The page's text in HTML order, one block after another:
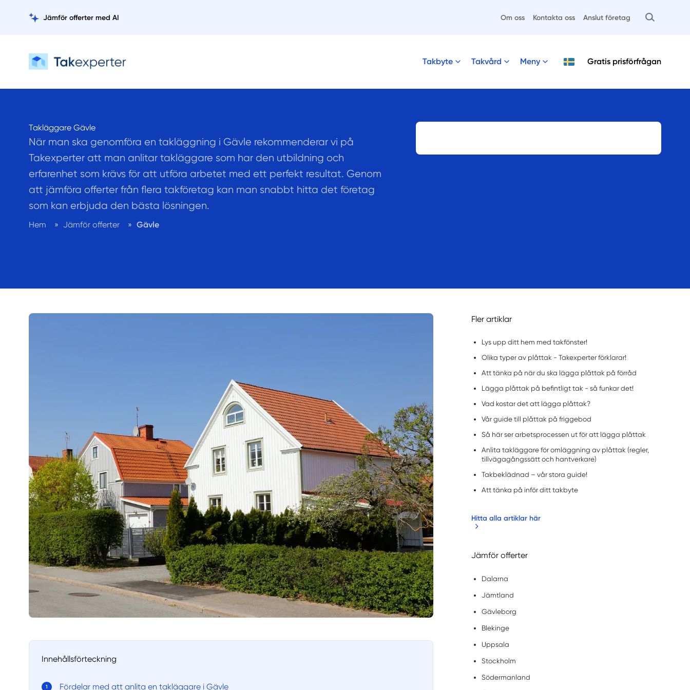
Jämför offerter med AI Om oss Kontakta oss Anslut företag
Takbyte Takvård Meny Gratis prisförfrågan
Takläggare Gävle
När man ska genomföra en takläggning i Gävle rekommenderar vi på
Takexperter att man anlitar takläggare som har den utbildning och
erfarenhet som krävs för att utföra arbetet med ett perfekt resultat. Genom
att jämföra offerter från flera takföretag kan man snabbt hitta det företag
som kan erbjuda den bästa lösningen.
Hem » Jämför offerter » Gävle
Innehållsförteckning
Fördelar med att anlita en takläggare i Gävle
Fler artiklar
Lys upp ditt hem med takfönster!
Olika typer av plåttak - Takexperter förklarar!
Att tänka på när du ska lägga plåttak på förråd
Lägga plåttak på befintligt tak - så funkar det!
Vad kostar det att lägga plåttak?
Vår guide till plåttak på friggebod
Så här ser arbetsprocessen ut för att lägga plåttak
Anlita takläggare för omläggning av plåttak (regler,
tillvägagångssätt och hantverkare)
Takbeklädnad – vår stora guide!
Att tänka på inför ditt takbyte
Hitta alla artiklar här
Jämför offerter
Dalarna
Jämtland
Gävleborg
Blekinge
Uppsala
Stockholm
Södermanland